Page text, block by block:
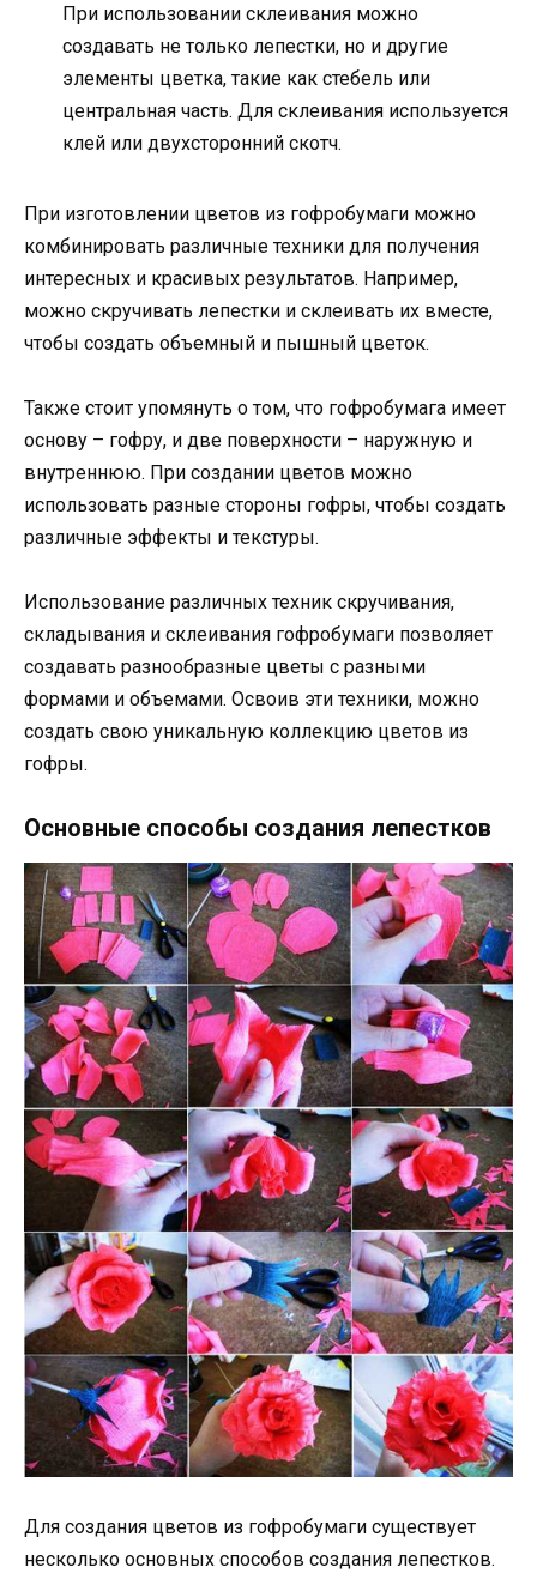
При использовании склеивания можно
создавать не только лепестки, но и другие
элементы цветка, такие как стебель или
центральная часть. Для склеивания используется
клей или двухсторонний скотч.
При изготовлении цветов из гофробумаги можно
комбинировать различные техники для получения
интересных и красивых результатов. Например,
можно скручивать лепестки и склеивать их вместе,
чтобы создать объемный и пышный цветок.
Также стоит упомянуть о том, что гофробумага имеет
основу – гофру, и две поверхности – наружную и
внутреннюю. При создании цветов можно
использовать разные стороны гофры, чтобы создать
различные эффекты и текстуры.
Использование различных техник скручивания,
складывания и склеивания гофробумаги позволяет
создавать разнообразные цветы с разными
формами и объемами. Освоив эти техники, можно
создать свою уникальную коллекцию цветов из
гофры.
Основные способы создания лепестков
Для создания цветов из гофробумаги существует
несколько основных способов создания лепестков.